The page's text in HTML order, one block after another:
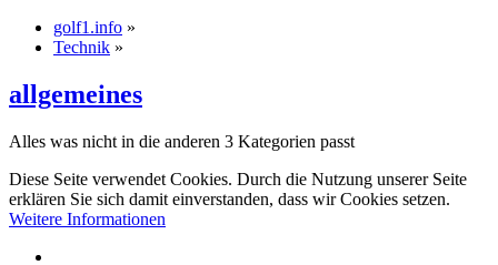
golf1.info »
Technik »
allgemeines
Alles was nicht in die anderen 3 Kategorien passt
Diese Seite verwendet Cookies. Durch die Nutzung unserer Seite
erklären Sie sich damit einverstanden, dass wir Cookies setzen.
Weitere Informationen